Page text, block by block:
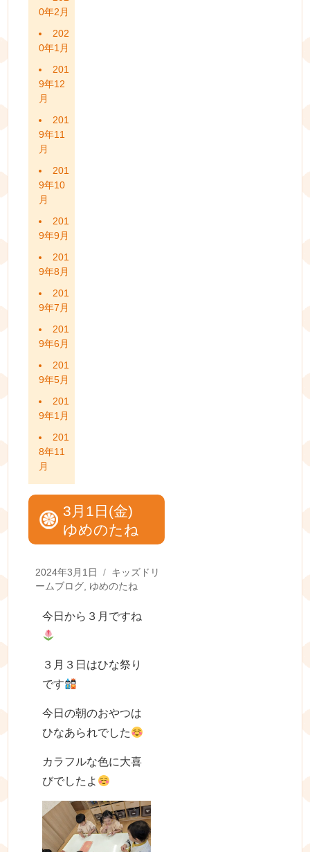
0年2月
202
0年1月
201
9年12
月
201
9年11
月
201
9年10
月
201
9年9月
201
9年8月
201
9年7月
201
9年6月
201
9年5月
201
9年1月
201
8年11
月
3月1日(金)
ゆめのたね
Posted
on
2024年3月1日 Categories
キッズドリ
ームブログ, ゆめのたね
今日から３月ですね
３月３日はひな祭り
です
今日の朝のおやつは
ひなあられでした
カラフルな色に大喜
びでしたよ